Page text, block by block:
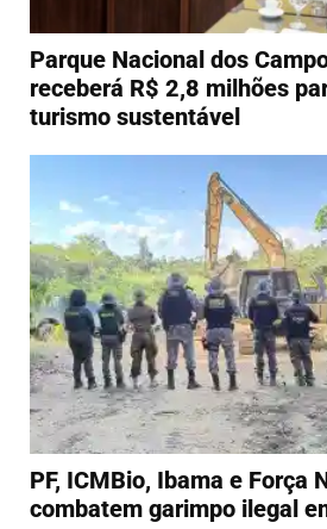
Parque Nacional dos
receberá R$ 2,8 milhões
turismo sustentável
PF, ICMBio, Ibama e Força
combatem garimpo ilegal